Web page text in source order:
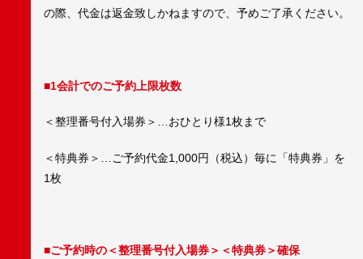
の際、代金は返金致しかねますので、予めご了承ください。
■1会計でのご予約上限枚数
＜整理番号付入場券＞…おひとり様1枚まで
＜特典券＞…ご予約代金1,000円（税込）毎に「特典券」を
1枚
■ご予約時の＜整理番号付入場券＞＜特典券＞確保